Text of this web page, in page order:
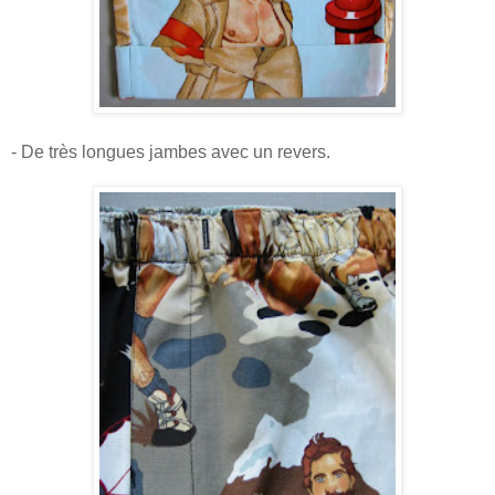
- De très longues jambes avec un revers.